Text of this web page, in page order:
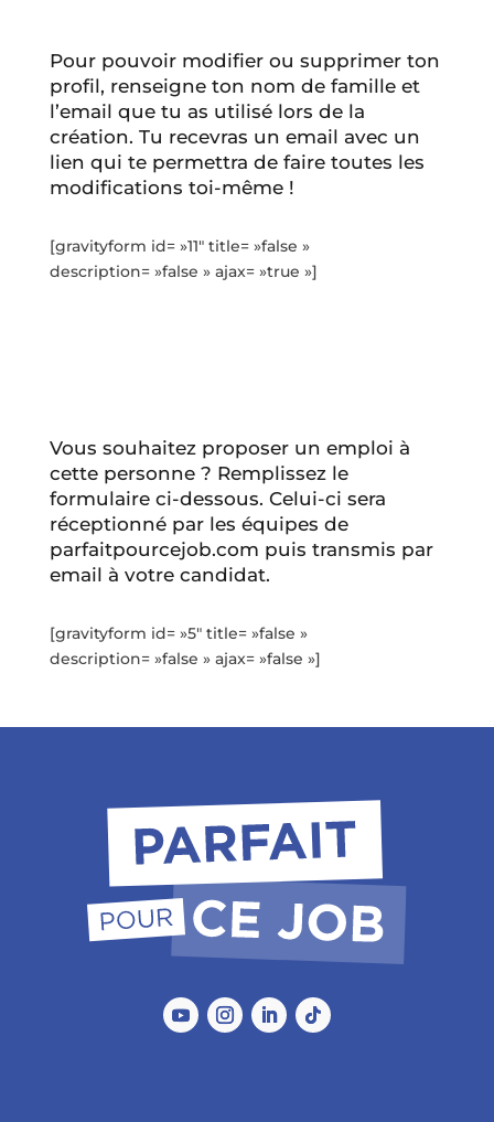
Pour pouvoir modifier ou supprimer ton
profil, renseigne ton nom de famille et
l’email que tu as utilisé lors de la
création. Tu recevras un email avec un
lien qui te permettra de faire toutes les
modifications toi-même !
[gravityform id= »11″ title= »false »
description= »false » ajax= »true »]
Vous souhaitez proposer un emploi à
cette personne ? Remplissez le
formulaire ci-dessous. Celui-ci sera
réceptionné par les équipes de
parfaitpourcejob.com puis transmis par
email à votre candidat.
[gravityform id= »5″ title= »false »
description= »false » ajax= »false »]